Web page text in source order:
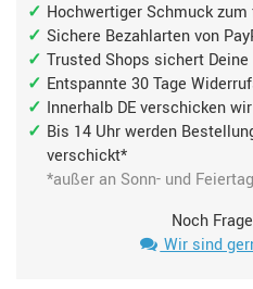
Hochwertiger Schmuck
Sichere Bezahlarten von
Trusted Shops sichert
Entspannte 30 Tage
Innerhalb DE verschicken
Bis 14 Uhr werden
verschickt*
*außer an Sonn- und
Noch
Wir sind